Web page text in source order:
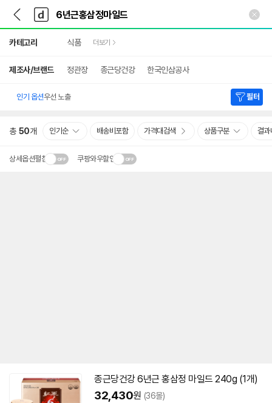
다
나
와
가
기
다
와
메
인
카테고리 식품 더보기
제조사/브랜드 정관장 종근당건강 한국인삼공사
인기 옵션우선 노출 필터
총 50개 인기순 배송비포함 가격대검색 상품구분 결과
상세옵션펼침 쿠팡와우할인
종근당건강6년근 홍삼정 마일드 240g (1개)
32,430원 (36몰)